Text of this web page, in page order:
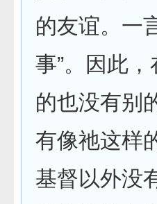
的友谊。一
事”。因此
的也没有别
有像祂这样
基督以外没